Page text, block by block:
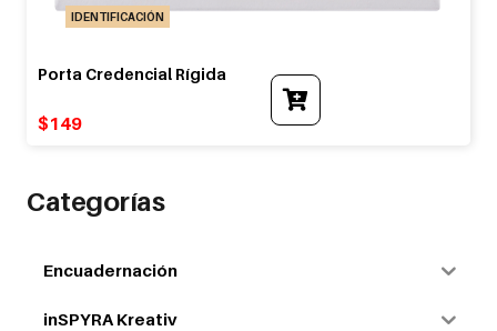
IDENTIFICACIÓN
Porta Credencial Rígida
$149
Categorías
Encuadernación
inSPYRA Kreativ